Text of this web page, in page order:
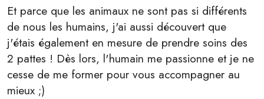
Et parce que les animaux ne sont pas si différents
de nous les humains, j'ai aussi découvert que
j'étais également en mesure de prendre soins des
2 pattes ! Dès lors, l'humain me passionne et je ne
cesse de me former pour vous accompagner au
mieux ;)